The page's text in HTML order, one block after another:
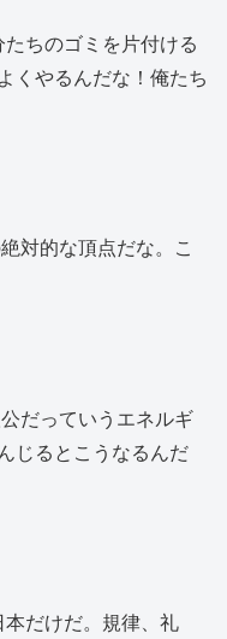
ちのゴミを片付ける
くやるんだな！俺たち
対的な頂点だな。こ
だっていうエネルギ
じるとこうなるんだ
本だけだ。規律、礼